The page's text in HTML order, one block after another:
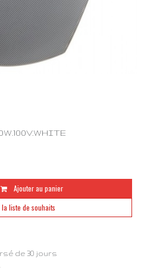
Ajouter au panier
liste de souhaits
de 30 jours